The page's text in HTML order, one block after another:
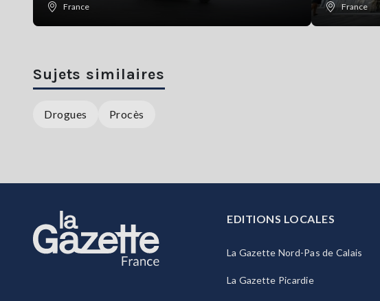
France
France
Sujets similaires
Drogues Procès
EDITIONS LOCALES
La Gazette Nord-Pas de Calais
La Gazette Picardie